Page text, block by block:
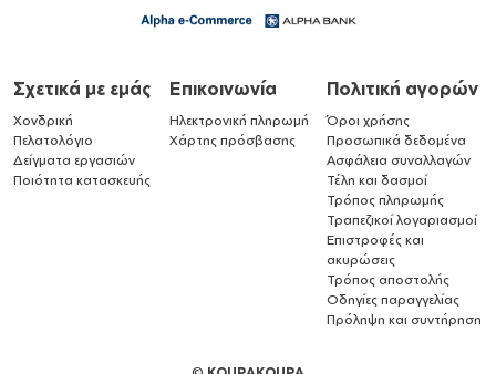
Σχετικά με εμάς
Χονδρική
Πελατολόγιο
Δείγματα εργασιών
Ποιότητα κατασκευής
Επικοινωνία
Ηλεκτρονική πληρωμή
Χάρτης πρόσβασης
Πολιτική αγορών
Όροι χρήσης
Προσωπικά δεδομένα
Ασφάλεια συναλλαγών
Τέλη και δασμοί
Τρόπος πληρωμής
Τραπεζικοί λογαριασμοί
Επιστροφές και
ακυρώσεις
Τρόπος αποστολής
Οδηγίες παραγγελίας
Πρόληψη και συντήρηση